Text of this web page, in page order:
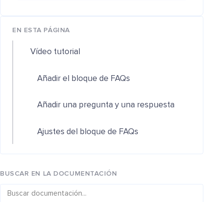
EN ESTA PÁGINA
Vídeo tutorial
Añadir el bloque de FAQs
Añadir una pregunta y una respuesta
Ajustes del bloque de FAQs
BUSCAR EN LA DOCUMENTACIÓN